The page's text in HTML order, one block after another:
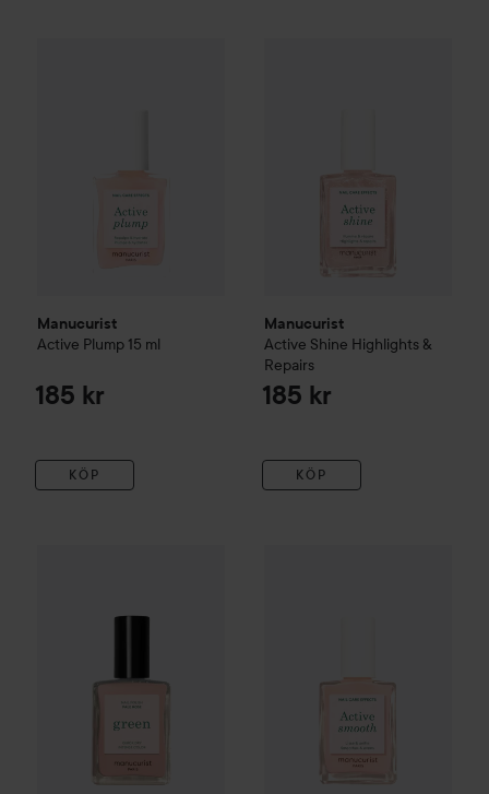
Manucurist
Active Plump 15 ml
185 kr
KÖP
Manucurist
Active Shine Highlights &
Repairs
185 kr
KÖP